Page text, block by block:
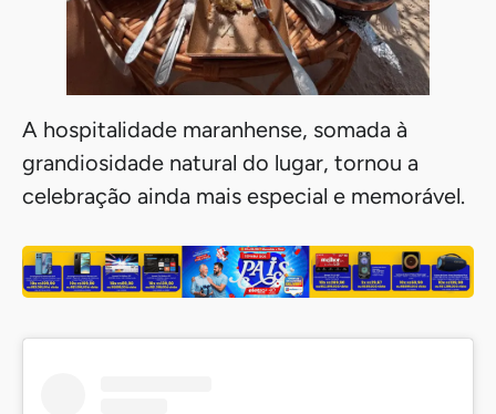
A hospitalidade maranhense, somada à
grandiosidade natural do lugar, tornou a
celebração ainda mais especial e memorável.